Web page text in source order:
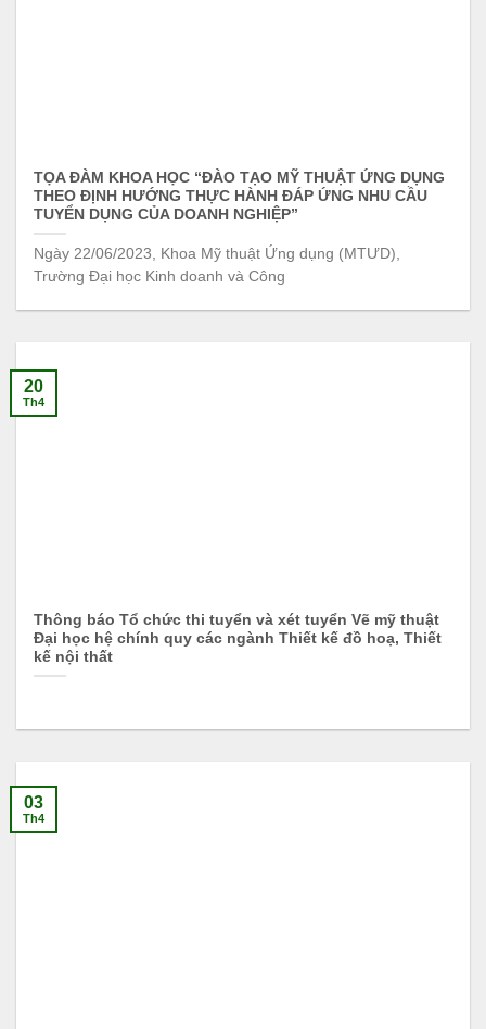
TỌA ĐÀM KHOA HỌC “ĐÀO TẠO MỸ THUẬT ỨNG DỤNG
THEO ĐỊNH HƯỚNG THỰC HÀNH ĐÁP ỨNG NHU CẦU
TUYỂN DỤNG CỦA DOANH NGHIỆP”
Ngày 22/06/2023, Khoa Mỹ thuật Ứng dụng (MTƯD),
Trường Đại học Kinh doanh và Công
Thông báo Tổ chức thi tuyển và xét tuyển Vẽ mỹ thuật
Đại học hệ chính quy các ngành Thiết kế đồ hoạ, Thiết
kế nội thất
20
Th4
03
Th4